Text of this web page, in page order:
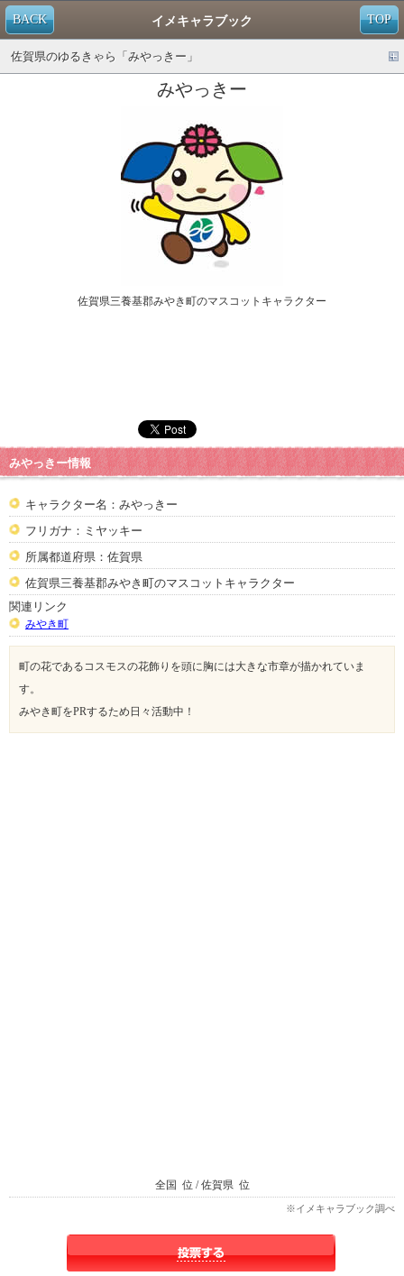
TOP
BACK イメキャラブック
佐賀県のゆるきゃら「みやっきー」
みやっきー
佐賀県三養基郡みやき町のマスコットキャラクター
みやっきー情報
キャラクター名：みやっきー
フリガナ：ミヤッキー
所属都道府県：佐賀県
佐賀県三養基郡みやき町のマスコットキャラクター
関連リンク
みやき町
町の花であるコスモスの花飾りを頭に胸には大きな市章が描かれていま
す。
みやき町をPRするため日々活動中！
全国 位 / 佐賀県 位
※イメキャラブック調べ